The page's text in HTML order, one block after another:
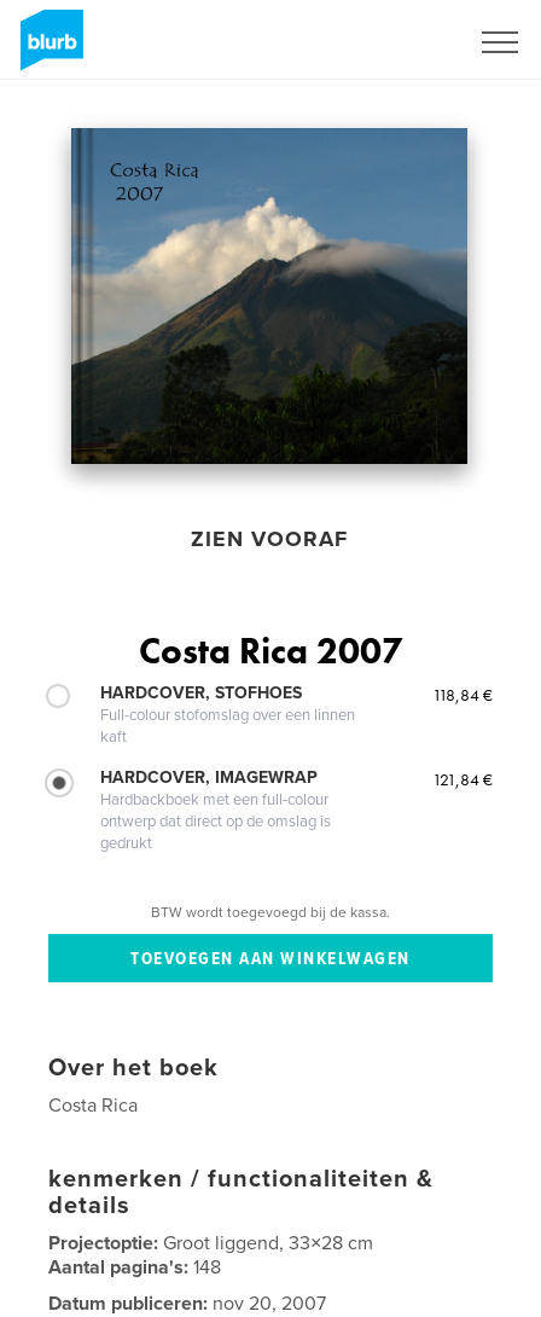
ZIEN VOORAF
Costa Rica 2007
HARDCOVER, STOFHOES
Full-colour stofomslag over een linnen
kaft
118,84 €
HARDCOVER, IMAGEWRAP
Hardbackboek met een full-colour
ontwerp dat direct op de omslag is
gedrukt
121,84 €
BTW wordt toegevoegd bij de kassa.
Over het boek
Costa Rica
kenmerken / functionaliteiten &
details
Projectoptie: Groot liggend, 33×28 cm
Aantal pagina's:148
Datum publiceren: nov 20, 2007